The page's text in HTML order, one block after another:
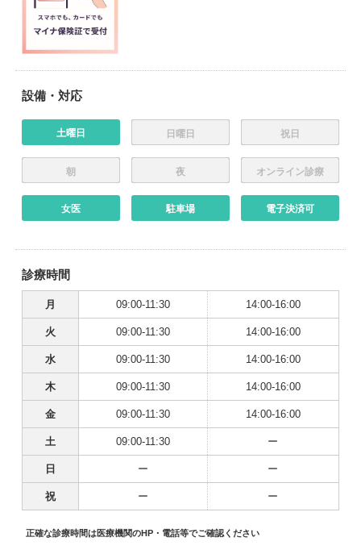
設備・対応
土曜日 日曜日 祝日
朝 夜 オンライン診療
女医 駐車場 電子決済可
診療時間
月 09:00-11:30 14:00-16:00
火 09:00-11:30 14:00-16:00
水 09:00-11:30 14:00-16:00
木 09:00-11:30 14:00-16:00
金 09:00-11:30 14:00-16:00
土 09:00-11:30 ー
日 ー ー
祝 ー ー
正確な診療時間は医療機関のHP・電話等でご確認ください